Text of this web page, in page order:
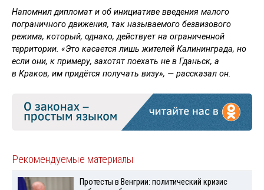
Напомнил дипломат и об инициативе введения малого
пограничного движения, так называемого безвизового
режима, который, однако, действует на ограниченной
территории. «Это касается лишь жителей Калининграда, но
если они, к примеру, захотят поехать не в Гданьск, а
в Краков, им придётся получать визу», — рассказал он.
Рекомендуемые материалы
Протесты в Венгрии: политический кризис